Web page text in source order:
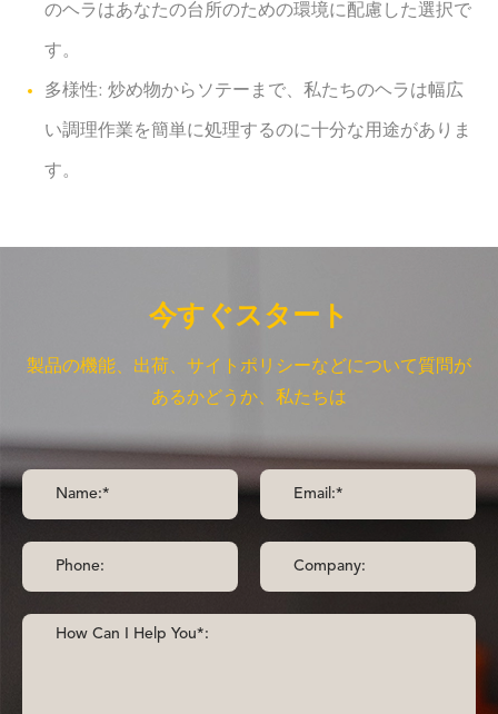
のヘラはあなたの台所のための環境に配慮した選択で
す。
多様性: 炒め物からソテーまで、私たちのヘラは幅広
い調理作業を簡単に処理するのに十分な用途がありま
す。
今すぐスタート
製品の機能、出荷、サイトポリシーなどについて質問が
あるかどうか、私たちは